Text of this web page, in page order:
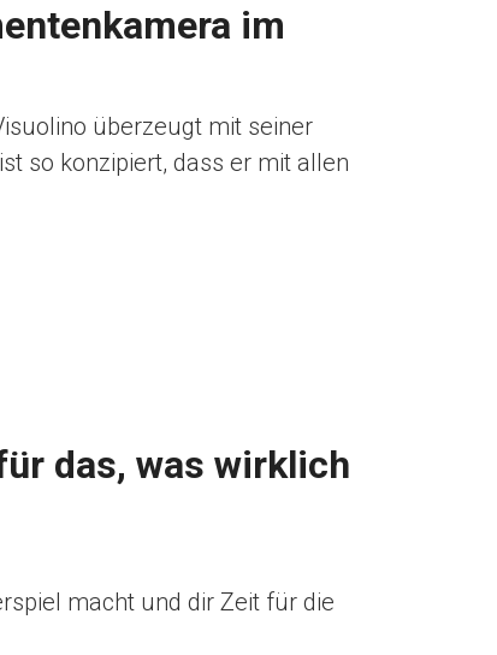
im
überzeugt mit seiner
so konzipiert, dass er mit allen
das, was wirklich
macht und dir Zeit für die